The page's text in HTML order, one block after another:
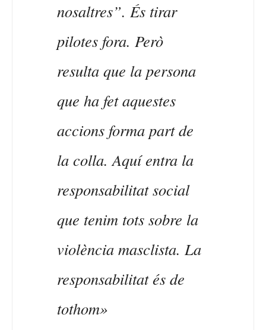
nosaltres”. És tirar
pilotes fora. Però
resulta que la persona
que ha fet aquestes
accions forma part de
la colla. Aquí entra la
responsabilitat social
que tenim tots sobre la
violència masclista. La
responsabilitat és de
tothom»